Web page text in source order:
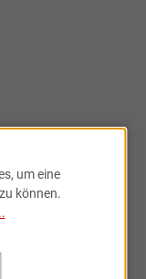
um eine
können.